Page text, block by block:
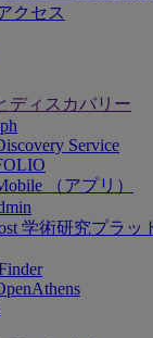
クセス
ディスカバリー
Service
（アプリ）
学術研究プラッ